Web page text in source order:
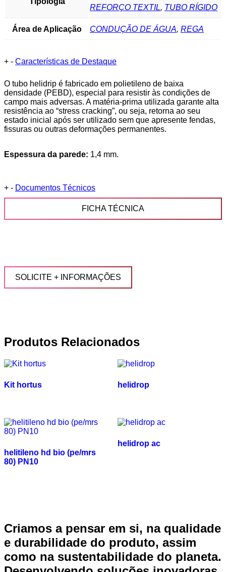
REFORÇO TEXTIL, TUBO RÍGIDO
Área de Aplicação CONDUÇÃO DE ÁGUA, REGA
+ - Características de Destaque
O tubo helidrip é fabricado em polietileno de baixa
densidade (PEBD), especial para resistir às condições de
campo mais adversas. A matéria-prima utilizada garante alta
resistência ao “stress cracking”, ou seja, retorna ao seu
estado inicial após ser utilizado sem que apresente fendas,
fissuras ou outras deformações permanentes.
Espessura da parede: 1,4 mm.
+ - Documentos Técnicos
FICHA TÉCNICA
SOLICITE + INFORMAÇÕES
Produtos Relacionados
Kit hortus helidrop
helitileno hd bio (pe/mrs
80) PN10
helidrop ac
Criamos a pensar em si, na qualidade
e durabilidade do produto, assim
como na sustentabilidade do planeta.